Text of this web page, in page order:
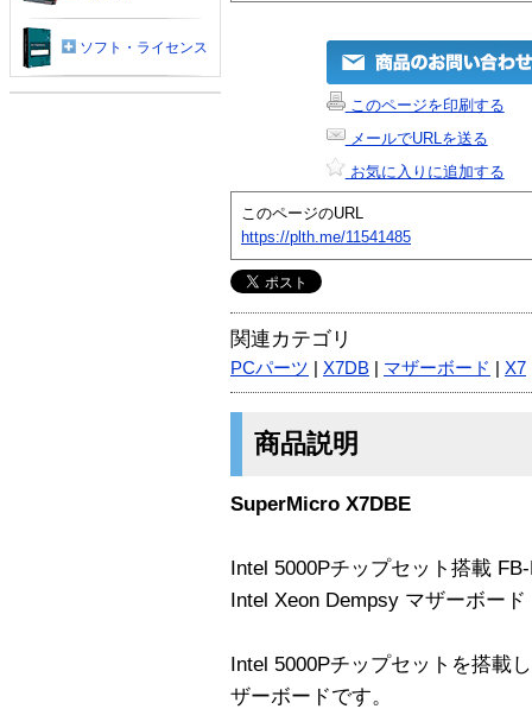
このページを印刷する
メールでURLを送る
お気に入りに追加する
このページのURL
https://plth.me/11541485
関連カテゴリ
PCパーツ X7DB マザーボード X7
商品説明
SuperMicro X7DBE
Intel 5000Pチップセット搭載
Intel Xeon Dempsy マザーボード
Intel 5000Pチップセットを搭載
ザーボードです。
ソフト・ライセンス